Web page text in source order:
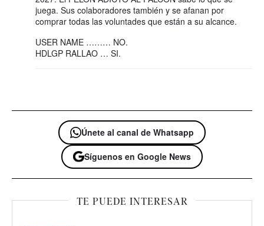
juega. Sus colaboradores también y se afanan por
comprar todas las voluntades que están a su alcance.
USER NAME ……… NO.
HDLGP RALLAO … SI.
Únete al canal de Whatsapp
Síguenos en Google News
TE PUEDE INTERESAR